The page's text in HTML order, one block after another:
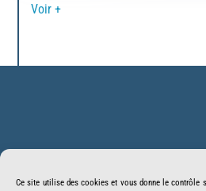
Ce site utilise des cookies et vous donne le contrôle
Voir +
To